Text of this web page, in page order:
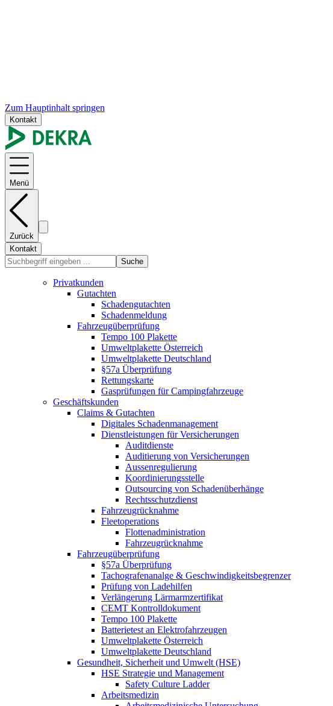
Zum Hauptinhalt springen
Kontakt
Menü
Zurück
Kontakt
Suche
Privatkunden
Gutachten
Schadengutachten
Schadenmeldung
Fahrzeugüberprüfung
Tempo 100 Plakette
Umweltplakette Österreich
Umweltplakette Deutschland
§57a Überprüfung
Rettungskarte
Gasprüfungen für Campingfahrzeuge
Geschäftskunden
Claims & Gutachten
Digitales Schadenmanagement
Dienstleistungen für Versicherungen
Auditdienste
Auditierung von Versicherungen
Aussenregulierung
Koordinierungsstelle
Outsourcing von Schadenüberhänge
Rechtsschutzdienst
Fahrzeugrücknahme
Fleetoperations
Flottenadministration
Fahrzeugrücknahme
Fahrzeugüberprüfung
§57a Überprüfung
Tachografenanalge & Geschwindigkeitsbegrenzer
Prüfung von Ladehilfen
Verlängerung Lärmarmzertifikat
CEMT Kontrolldokument
Tempo 100 Plakette
Batterietest an Elektrofahrzeugen
Umweltplakette Österreich
Umweltplakette Deutschland
Gesundheit, Sicherheit und Umwelt (HSE)
HSE Strategie und Management
Safety Culture Ladder
Arbeitsmedizin